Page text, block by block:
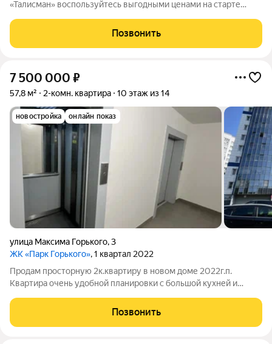
«Талисман» воспользуйтесь выгодными ценами на старте
индустриальном районе города Череповца. Особенности
Позвонить
7 500 000 ₽
57,8 м² 2-комн. квартира 10 этаж из 14
новостройка онлайн показ
улица Максима Горького,3
ЖК «Парк Горького», 1 квартал 2022
Продам просторную 2к.квартиру в новом доме 2022г.п.
Квартира очень удобной планировки с большой кухней и
счетчики даже на отопление. Две лоджии с шикарным видом
на реку и оба моста. Нет проблем с
Позвонить